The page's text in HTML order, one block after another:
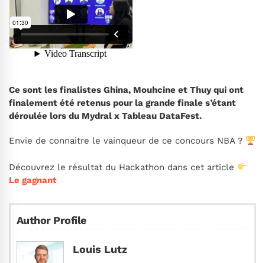
Ce sont les finalistes Ghina, Mouhcine et Thuy qui ont
finalement été retenus pour la grande finale s’étant
déroulée lors du Mydral x Tableau DataFest.
Envie de connaitre le vainqueur de ce concours NBA ?
Découvrez le résultat du Hackathon dans cet article
Le gagnant
Author Profile
Louis Lutz